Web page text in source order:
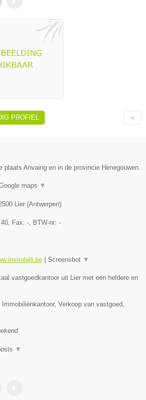
PROFIEL
plaats Anvaing en in de provincie Henegouwen.
maps ▼
Lier (Antwerpen)
, Fax: -, BTW-nr: -
Screenshot ▼
vastgoedkantoor uit Lier met een heldere en
Verkoop van vastgoed,
▼